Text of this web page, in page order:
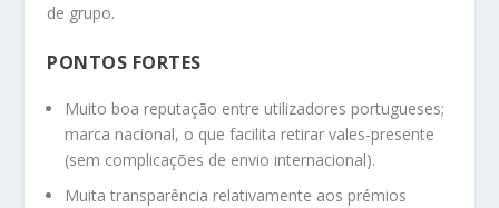
de grupo.
PONTOS FORTES
Muito boa reputação entre utilizadores portugueses;
marca nacional, o que facilita retirar vales-presente
(sem complicações de envio internacional).
Muita transparência relativamente aos prémios